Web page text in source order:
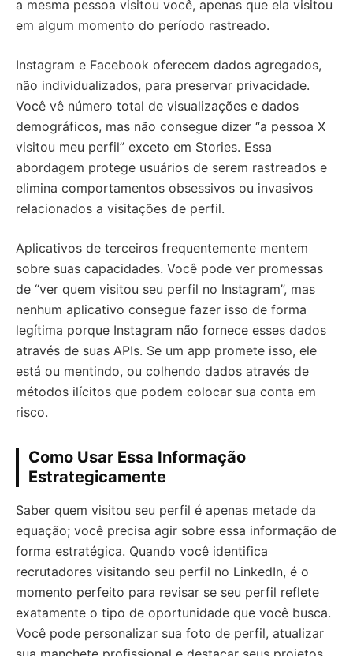
a mesma pessoa visitou você, apenas que ela visitou
em algum momento do período rastreado.
Instagram e Facebook oferecem dados agregados,
não individualizados, para preservar privacidade.
Você vê número total de visualizações e dados
demográficos, mas não consegue dizer “a pessoa X
visitou meu perfil” exceto em Stories. Essa
abordagem protege usuários de serem rastreados e
elimina comportamentos obsessivos ou invasivos
relacionados a visitações de perfil.
Aplicativos de terceiros frequentemente mentem
sobre suas capacidades. Você pode ver promessas
de “ver quem visitou seu perfil no Instagram”, mas
nenhum aplicativo consegue fazer isso de forma
legítima porque Instagram não fornece esses dados
através de suas APIs. Se um app promete isso, ele
está ou mentindo, ou colhendo dados através de
métodos ilícitos que podem colocar sua conta em
risco.
Como Usar Essa Informação
Estrategicamente
Saber quem visitou seu perfil é apenas metade da
equação; você precisa agir sobre essa informação de
forma estratégica. Quando você identifica
recrutadores visitando seu perfil no LinkedIn, é o
momento perfeito para revisar se seu perfil reflete
exatamente o tipo de oportunidade que você busca.
Você pode personalizar sua foto de perfil, atualizar